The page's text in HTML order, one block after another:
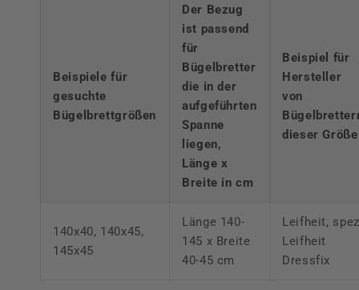
Beispiele für
gesuchte
Bügelbrettgrößen
Der Bezug
ist passend
für
Bügelbretter
die in der
aufgeführten
Spanne
liegen,
Länge x
Breite in cm
Beispiel für
Hersteller
von
dieser Größe
140x40, 140x45,
145x45
Länge 140-
145 x Breite
40-45 cm
Leifheit,
Leifheit
Dressfix